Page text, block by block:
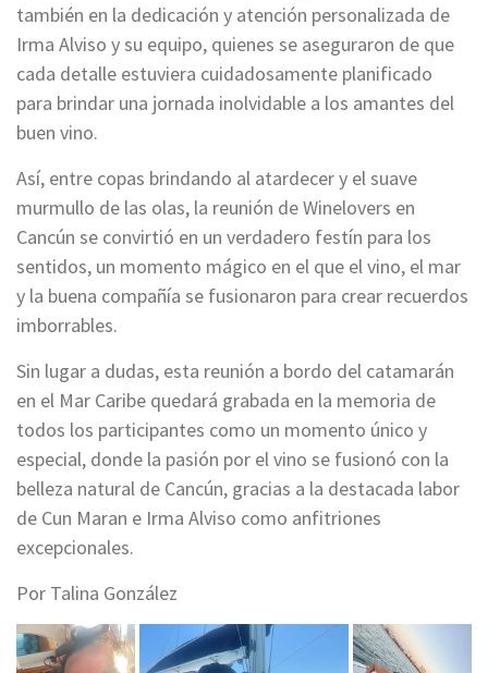
también en la dedicación y atención personalizada de
Irma Alviso y su equipo, quienes se aseguraron de que
cada detalle estuviera cuidadosamente planificado
para brindar una jornada inolvidable a los amantes del
buen vino.
Así, entre copas brindando al atardecer y el suave
murmullo de las olas, la reunión de Winelovers en
Cancún se convirtió en un verdadero festín para los
sentidos, un momento mágico en el que el vino, el mar
y la buena compañía se fusionaron para crear recuerdos
imborrables.
Sin lugar a dudas, esta reunión a bordo del catamarán
en el Mar Caribe quedará grabada en la memoria de
todos los participantes como un momento único y
especial, donde la pasión por el vino se fusionó con la
belleza natural de Cancún, gracias a la destacada labor
de Cun Maran e Irma Alviso como anfitriones
excepcionales.
Por Talina González